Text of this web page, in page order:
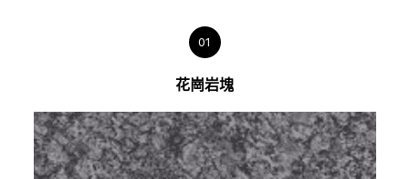
01
花崗岩塊